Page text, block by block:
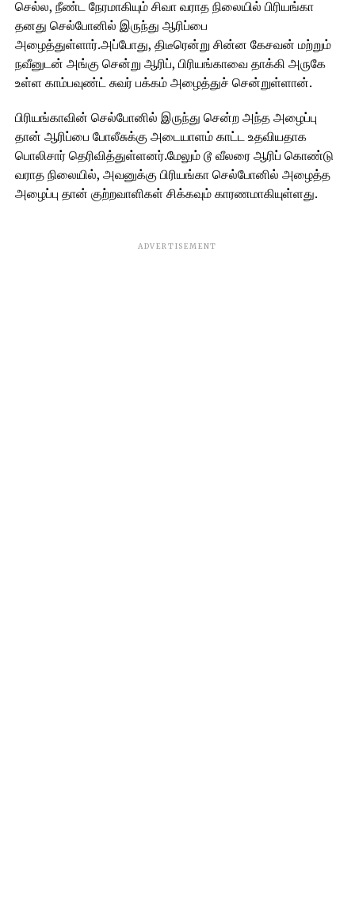
செல்ல, நீண்ட நேரமாகியும் சிவா வராத நிலையில் பிரியங்கா
தனது செல்போனில் இருந்து ஆரிப்பை
அழைத்துள்ளார்.அப்போது, திடீரென்று சின்ன கேசவன் மற்றும்
நவீனுடன் அங்கு சென்று ஆரிப், பிரியங்காவை தாக்கி அருகே
உள்ள காம்பவுண்ட் சுவர் பக்கம் அழைத்துச் சென்றுள்ளான்.
பிரியங்காவின் செல்போனில் இருந்து சென்ற அந்த அழைப்பு
தான் ஆரிப்பை போலீசுக்கு அடையாளம் காட்ட உதவியதாக
பொலிசார் தெரிவித்துள்ளனர்.மேலும் டூ வீலரை ஆரிப் கொண்டு
வராத நிலையில், அவனுக்கு பிரியங்கா செல்போனில் அழைத்த
அழைப்பு தான் குற்றவாளிகள் சிக்கவும் காரணமாகியுள்ளது.
ADVERTISEMENT